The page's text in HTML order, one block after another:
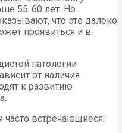
55-60 лет. Но
что это далеко
проявиться и в
патологии
от наличия
к развитию
встречающиеся: